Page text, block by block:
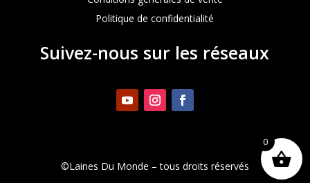
Politique de confidentialité
Suivez-nous sur les réseaux
©Laines Du Monde – tous droits réservés
0